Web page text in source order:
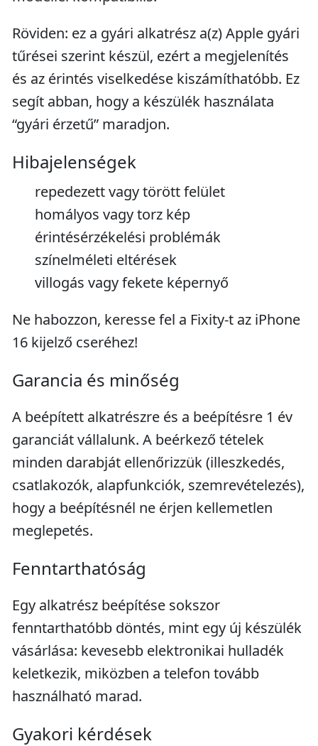
Röviden: ez a gyári alkatrész a(z) Apple gyári
tűrései szerint készül, ezért a megjelenítés
és az érintés viselkedése kiszámíthatóbb. Ez
segít abban, hogy a készülék használata
“gyári érzetű” maradjon.
Hibajelenségek
repedezett vagy törött felület
homályos vagy torz kép
érintésérzékelési problémák
színelméleti eltérések
villogás vagy fekete képernyő
Ne habozzon, keresse fel a Fixity-t az iPhone
16 kijelző cseréhez!
Garancia és minőség
A beépített alkatrészre és a beépítésre 1 év
garanciát vállalunk. A beérkező tételek
minden darabját ellenőrizzük (illeszkedés,
csatlakozók, alapfunkciók, szemrevételezés),
hogy a beépítésnél ne érjen kellemetlen
meglepetés.
Fenntarthatóság
Egy alkatrész beépítése sokszor
fenntarthatóbb döntés, mint egy új készülék
vásárlása: kevesebb elektronikai hulladék
keletkezik, miközben a telefon tovább
használható marad.
Gyakori kérdések